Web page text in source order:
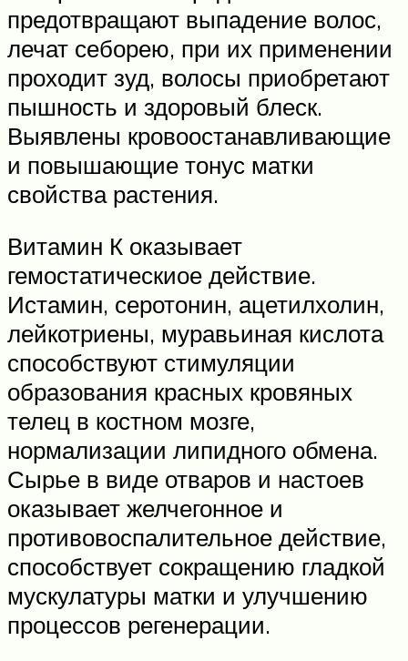
предотвращают выпадение волос,
лечат себорею, при их применении
проходит зуд, волосы приобретают
пышность и здоровый блеск.
Выявлены кровоостанавливающие
и повышающие тонус матки
свойства растения.
Витамин К оказывает
гемостатическиое действие.
Истамин, серотонин, ацетилхолин,
лейкотриены, муравьиная кислота
способствуют стимуляции
образования красных кровяных
телец в костном мозге,
нормализации липидного обмена.
Сырье в виде отваров и настоев
оказывает желчегонное и
противовоспалительное действие,
способствует сокращению гладкой
мускулатуры матки и улучшению
процессов регенерации.